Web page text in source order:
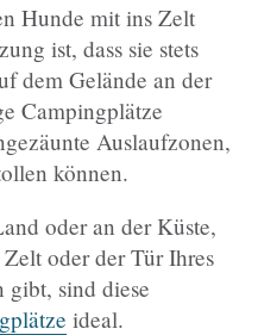
Hunde mit ins Zelt
ist, dass sie stets
dem Gelände an der
Campingplätze
Auslaufzonen,
können.
oder an der Küste,
oder der Tür Ihres
sind diese
ideal.